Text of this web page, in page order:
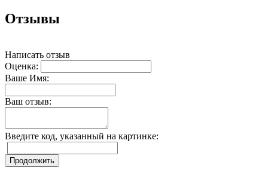
Отзывы
Написать отзыв
Оценка:
Ваше Имя:
Ваш отзыв:
Введите код, указанный на картинке:
Продолжить